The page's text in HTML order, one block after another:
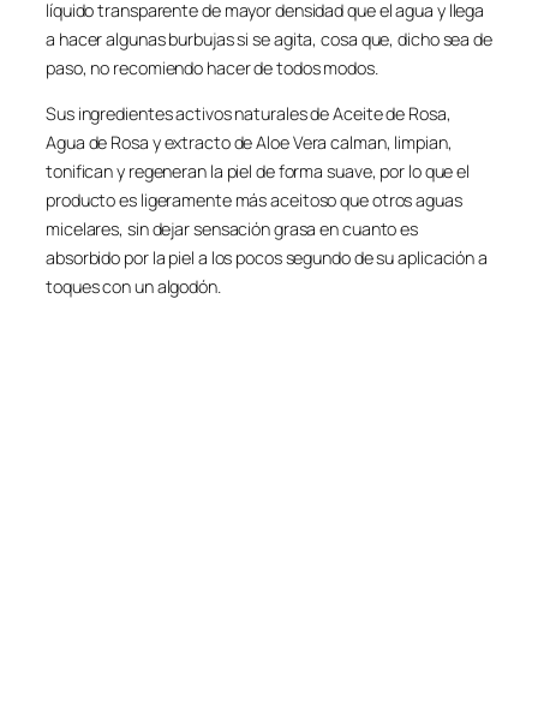
líquido transparente de mayor densidad que el agua y llega
a hacer algunas burbujas si se agita, cosa que, dicho sea de
paso, no recomiendo hacer de todos modos.
Sus ingredientes activos naturales de Aceite de Rosa,
Agua de Rosa y extracto de Aloe Vera calman, limpian,
tonifican y regeneran la piel de forma suave, por lo que el
producto es ligeramente más aceitoso que otros aguas
micelares, sin dejar sensación grasa en cuanto es
absorbido por la piel a los pocos segundo de su aplicación a
toques con un algodón.